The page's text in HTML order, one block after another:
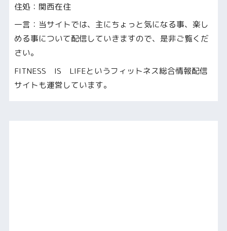
住処：関西在住
一言：当サイトでは、主にちょっと気になる事、楽し
める事について配信していきますので、是非ご覧くだ
さい。
FITNESS IS LIFEというフィットネス総合情報配信
サイトも運営しています。